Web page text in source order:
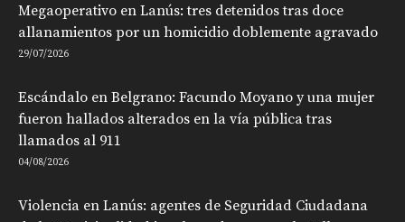
Megaoperativo en Lanús: tres detenidos tras doce
allanamientos por un homicidio doblemente agravado
29/07/2026
Escándalo en Belgrano: Facundo Moyano y una mujer
fueron hallados alterados en la vía pública tras
llamados al 911
04/08/2026
Violencia en Lanús: agentes de Seguridad Ciudadana